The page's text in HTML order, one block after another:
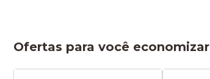
Ofertas para você economizar